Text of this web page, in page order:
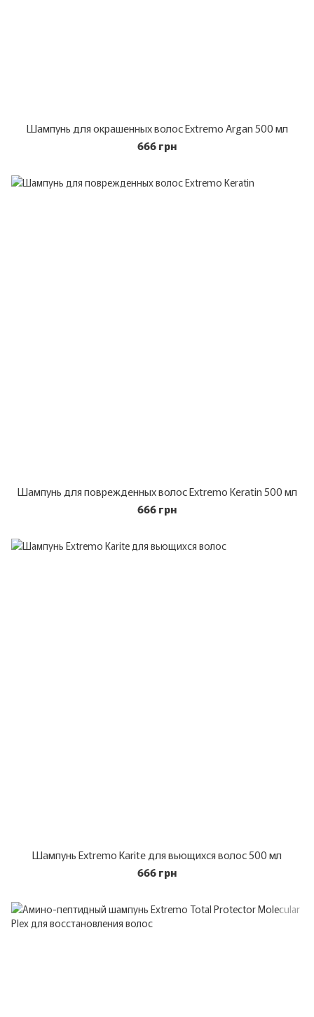
Шампунь для окрашенных волос Extremo Argan 500 мл
666 грн
Шампунь для поврежденных волос Extremo Keratin 500 мл
666 грн
Шампунь Extremo Karite для вьющихся волос 500 мл
666 грн